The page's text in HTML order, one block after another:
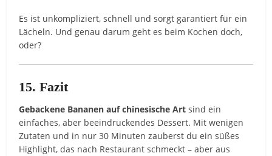
Es ist unkompliziert, schnell und sorgt garantiert für ein
Lächeln. Und genau darum geht es beim Kochen doch,
oder?
15. Fazit
Gebackene Bananen auf chinesische Art sind ein
einfaches, aber beeindruckendes Dessert. Mit wenigen
Zutaten und in nur 30 Minuten zauberst du ein süßes
Highlight, das nach Restaurant schmeckt – aber aus